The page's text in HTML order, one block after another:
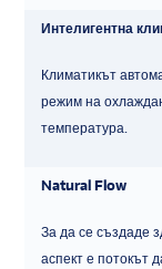
Интелигентна
Климатикът
режим на
температура.
Natural Flow
За да се създаде
аспект е потокът